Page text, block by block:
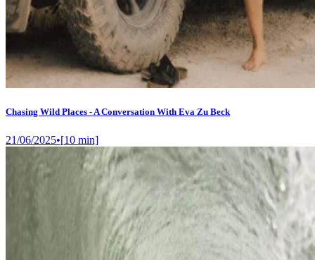
Chasing Wild Places - A Conversation With Eva Zu Beck
21/06/2025•[10 min]